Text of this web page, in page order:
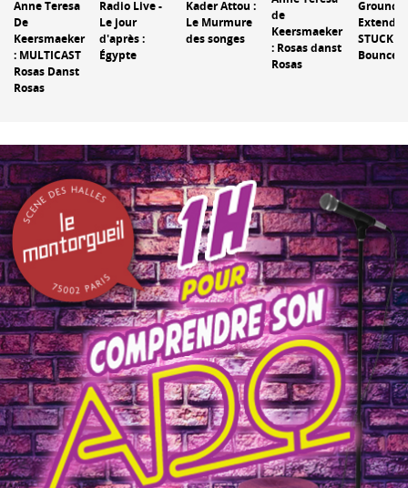
Anne Teresa
De
Keersmaeker
: MULTICAST
Rosas Danst
Rosas
Radio Live -
Le jour
d'après :
Égypte
Kader Attou :
Le Murmure
des songes
de
Keersmaeker
: Rosas danst
Rosas
Ground
STUCK /
Bounce